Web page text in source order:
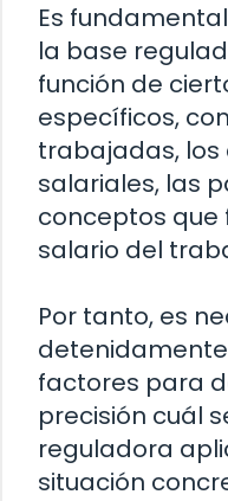
Es
la base
función de
específicos,
trabajadas,
salariales, las
conceptos
salario del
Por tanto, es
factores para
precisión cuál
reguladora
situación